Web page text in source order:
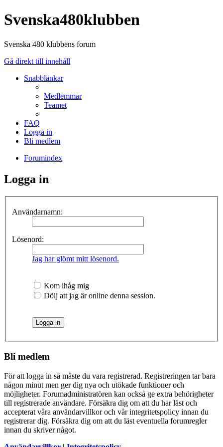
Svenska480klubben
Svenska 480 klubbens forum
Gå direkt till innehåll
Snabblänkar
Medlemmar
Teamet
FAQ
Logga in
Bli medlem
Forumindex
Logga in
Användarnamn:
Lösenord:
Jag har glömt mitt lösenord.
Kom ihåg mig
Dölj att jag är online denna session.
Bli medlem
För att logga in så måste du vara registrerad. Registreringen tar bara
någon minut men ger dig nya och utökade funktioner och
möjligheter. Forumadministratören kan också ge extra behörigheter
till registrerade användare. Försäkra dig om att du har läst och
accepterat våra användarvillkor och vår integritetspolicy innan du
registrerar dig. Försäkra dig om att du läst eventuella forumregler
innan du skriver något.